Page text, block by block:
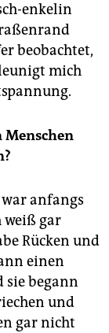
enkelin
beobachtet,
mich
Menschen
anfangs
weiß gar
Rücken und
einen
begann
und
gar nicht